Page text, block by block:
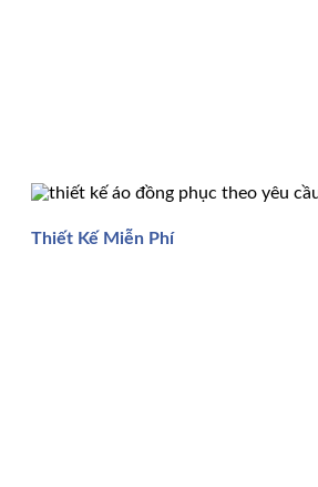
Thiết Kế Miễn Phí